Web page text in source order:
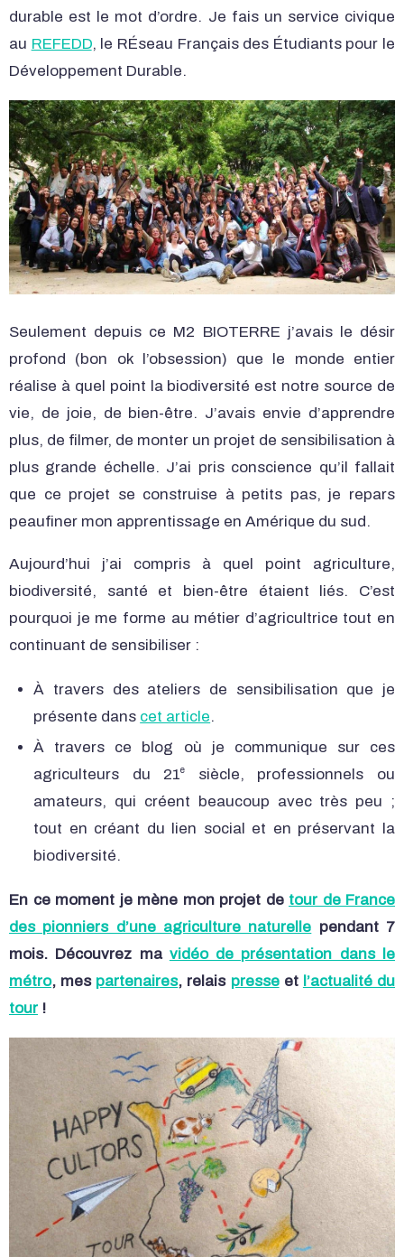
durable est le mot d’ordre. Je fais un service civique
au REFEDD, le RÉseau Français des Étudiants pour le
Développement Durable.
Seulement depuis ce M2 BIOTERRE j’avais le désir
profond (bon ok l’obsession) que le monde entier
réalise à quel point la biodiversité est notre source de
vie, de joie, de bien-être. J’avais envie d’apprendre
plus, de filmer, de monter un projet de sensibilisation à
plus grande échelle. J’ai pris conscience qu’il fallait
que ce projet se construise à petits pas, je repars
peaufiner mon apprentissage en Amérique du sud.
Aujourd’hui j’ai compris à quel point agriculture,
biodiversité, santé et bien-être étaient liés. C’est
pourquoi je me forme au métier d’agricultrice tout en
continuant de sensibiliser :
À travers des ateliers de sensibilisation que je
présente dans cet article.
À travers ce blog où je communique sur ces
agriculteurs du 21e
siècle, professionnels ou
amateurs, qui créent beaucoup avec très peu ;
tout en créant du lien social et en préservant la
biodiversité.
En ce moment je mène mon projet de tour de France
des pionniers d’une agriculture naturelle pendant 7
mois. Découvrez ma vidéo de présentation dans le
métro, mes partenaires, relais presseet l’actualité du
tour !